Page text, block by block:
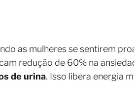
as mulheres se sentirem
redução de 60% na
de urina. Isso libera energia